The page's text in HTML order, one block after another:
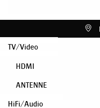
TV/Video
HDMI
ANTENNE
HiFi/Audio